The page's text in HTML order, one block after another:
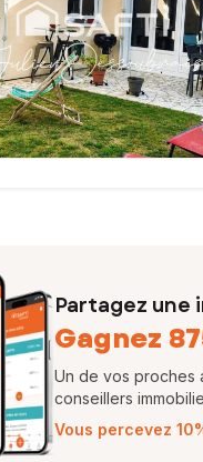
Partagez
Gagnez
Un de vos proches
conseillers
Vous percevez